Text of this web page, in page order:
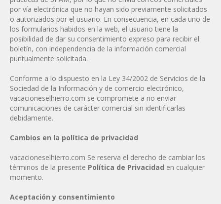
por vía electrónica que no hayan sido previamente solicitados
o autorizados por el usuario. En consecuencia, en cada uno de
los formularios habidos en la web, el usuario tiene la
posibilidad de dar su consentimiento expreso para recibir el
boletín, con independencia de la información comercial
puntualmente solicitada.
Conforme a lo dispuesto en la Ley 34/2002 de Servicios de la
Sociedad de la Información y de comercio electrónico,
vacacioneselhierro.com se compromete a no enviar
comunicaciones de carácter comercial sin identificarlas
debidamente.
Cambios en la política de privacidad
vacacioneselhierro.com Se reserva el derecho de cambiar los
términos de la presente Política de Privacidad en cualquier
momento.
Aceptación y consentimiento